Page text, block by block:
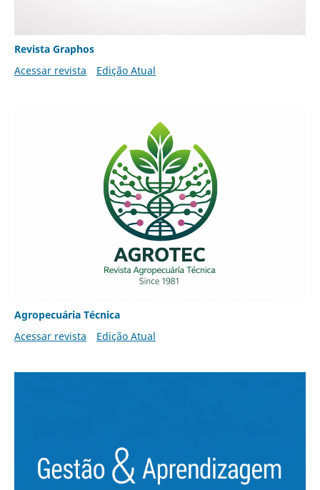
Revista Graphos
Acessar revista
Edição Atual
Agropecuária Técnica
Acessar revista
Edição Atual